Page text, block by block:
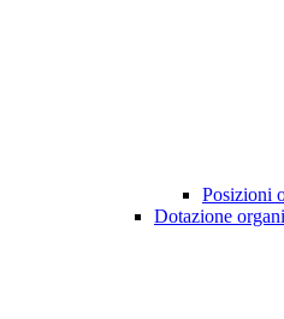
Posizioni
Dotazione